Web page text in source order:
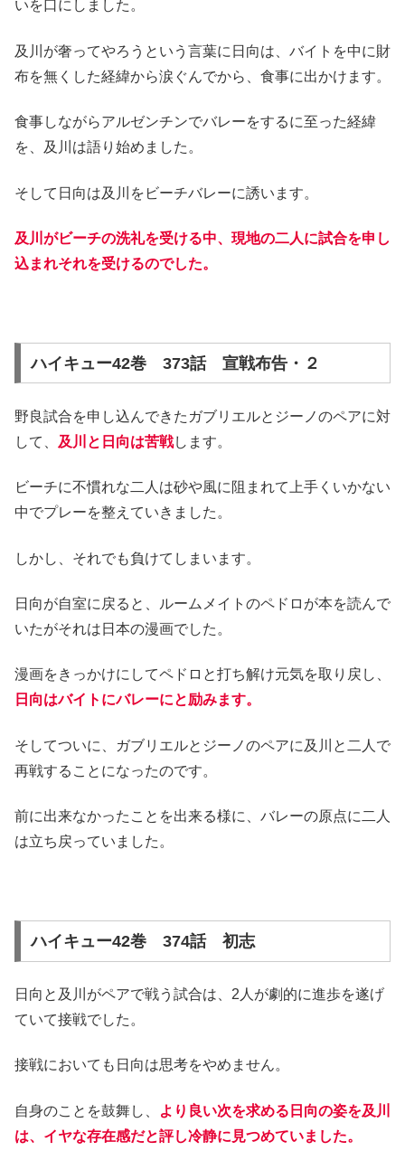
いを口にしました。
及川が奢ってやろうという言葉に日向は、バイトを中に財
布を無くした経緯から涙ぐんでから、食事に出かけます。
食事しながらアルゼンチンでバレーをするに至った経緯
を、及川は語り始めました。
そして日向は及川をビーチバレーに誘います。
及川がビーチの洗礼を受ける中、現地の二人に試合を申し
込まれそれを受けるのでした。
ハイキュー42巻 373話 宣戦布告・２
野良試合を申し込んできたガブリエルとジーノのペアに対
して、 及川と日向は苦戦します。
ビーチに不慣れな二人は砂や風に阻まれて上手くいかない
中でプレーを整えていきました。
しかし、それでも負けてしまいます。
日向が自室に戻ると、ルームメイトのペドロが本を読んで
いたがそれは日本の漫画でした。
漫画をきっかけにしてペドロと打ち解け元気を取り戻し、
日向はバイトにバレーにと励みます。
そしてついに、ガブリエルとジーノのペアに及川と二人で
再戦することになったのです。
前に出来なかったことを出来る様に、バレーの原点に二人
は立ち戻っていました。
ハイキュー42巻 374話 初志
日向と及川がペアで戦う試合は、2人が劇的に進歩を遂げ
ていて接戦でした。
接戦においても日向は思考をやめません。
自身のことを鼓舞し、
より良い次を求める日向の姿を及川
は、イヤな存在感だと評し冷静に見つめていました。